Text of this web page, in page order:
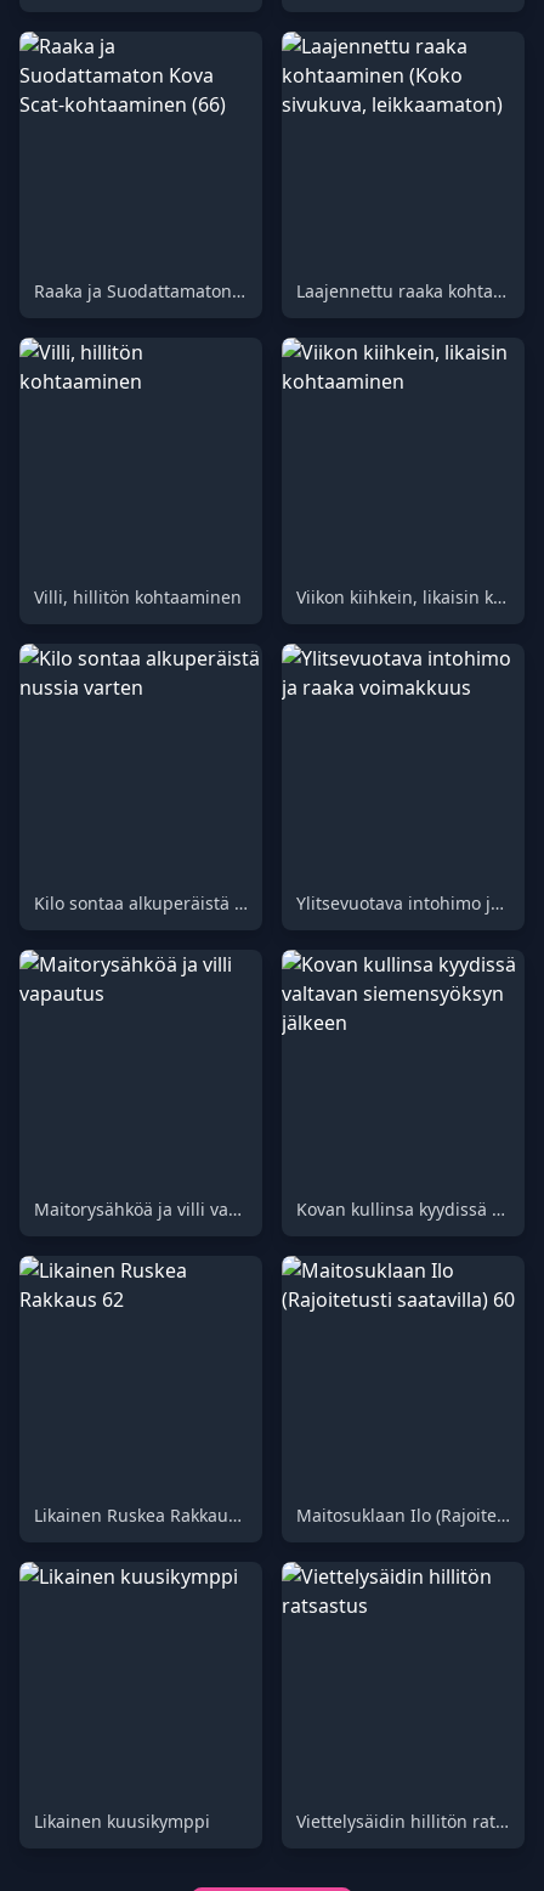
Raaka ja Suodattamaton Kova Scat-kohtaaminen (66) Laajennettu raaka kohtaaminen (Koko sivukuva, leikkaamaton)
Villi, hillitön kohtaaminen Viikon kiihkein, likaisin kohtaaminen
Kilo sontaa alkuperäistä nussia varten Ylitsevuotava intohimo ja raaka voimakkuus
Maitorysähköä ja villi vapautus Kovan kullinsa kyydissä valtavan siemensyöksyn jälkeen
Likainen Ruskea Rakkaus 62 Maitosuklaan Ilo (Rajoitetusti saatavilla) 60
Likainen kuusikymppi Viettelysäidin hillitön ratsastus